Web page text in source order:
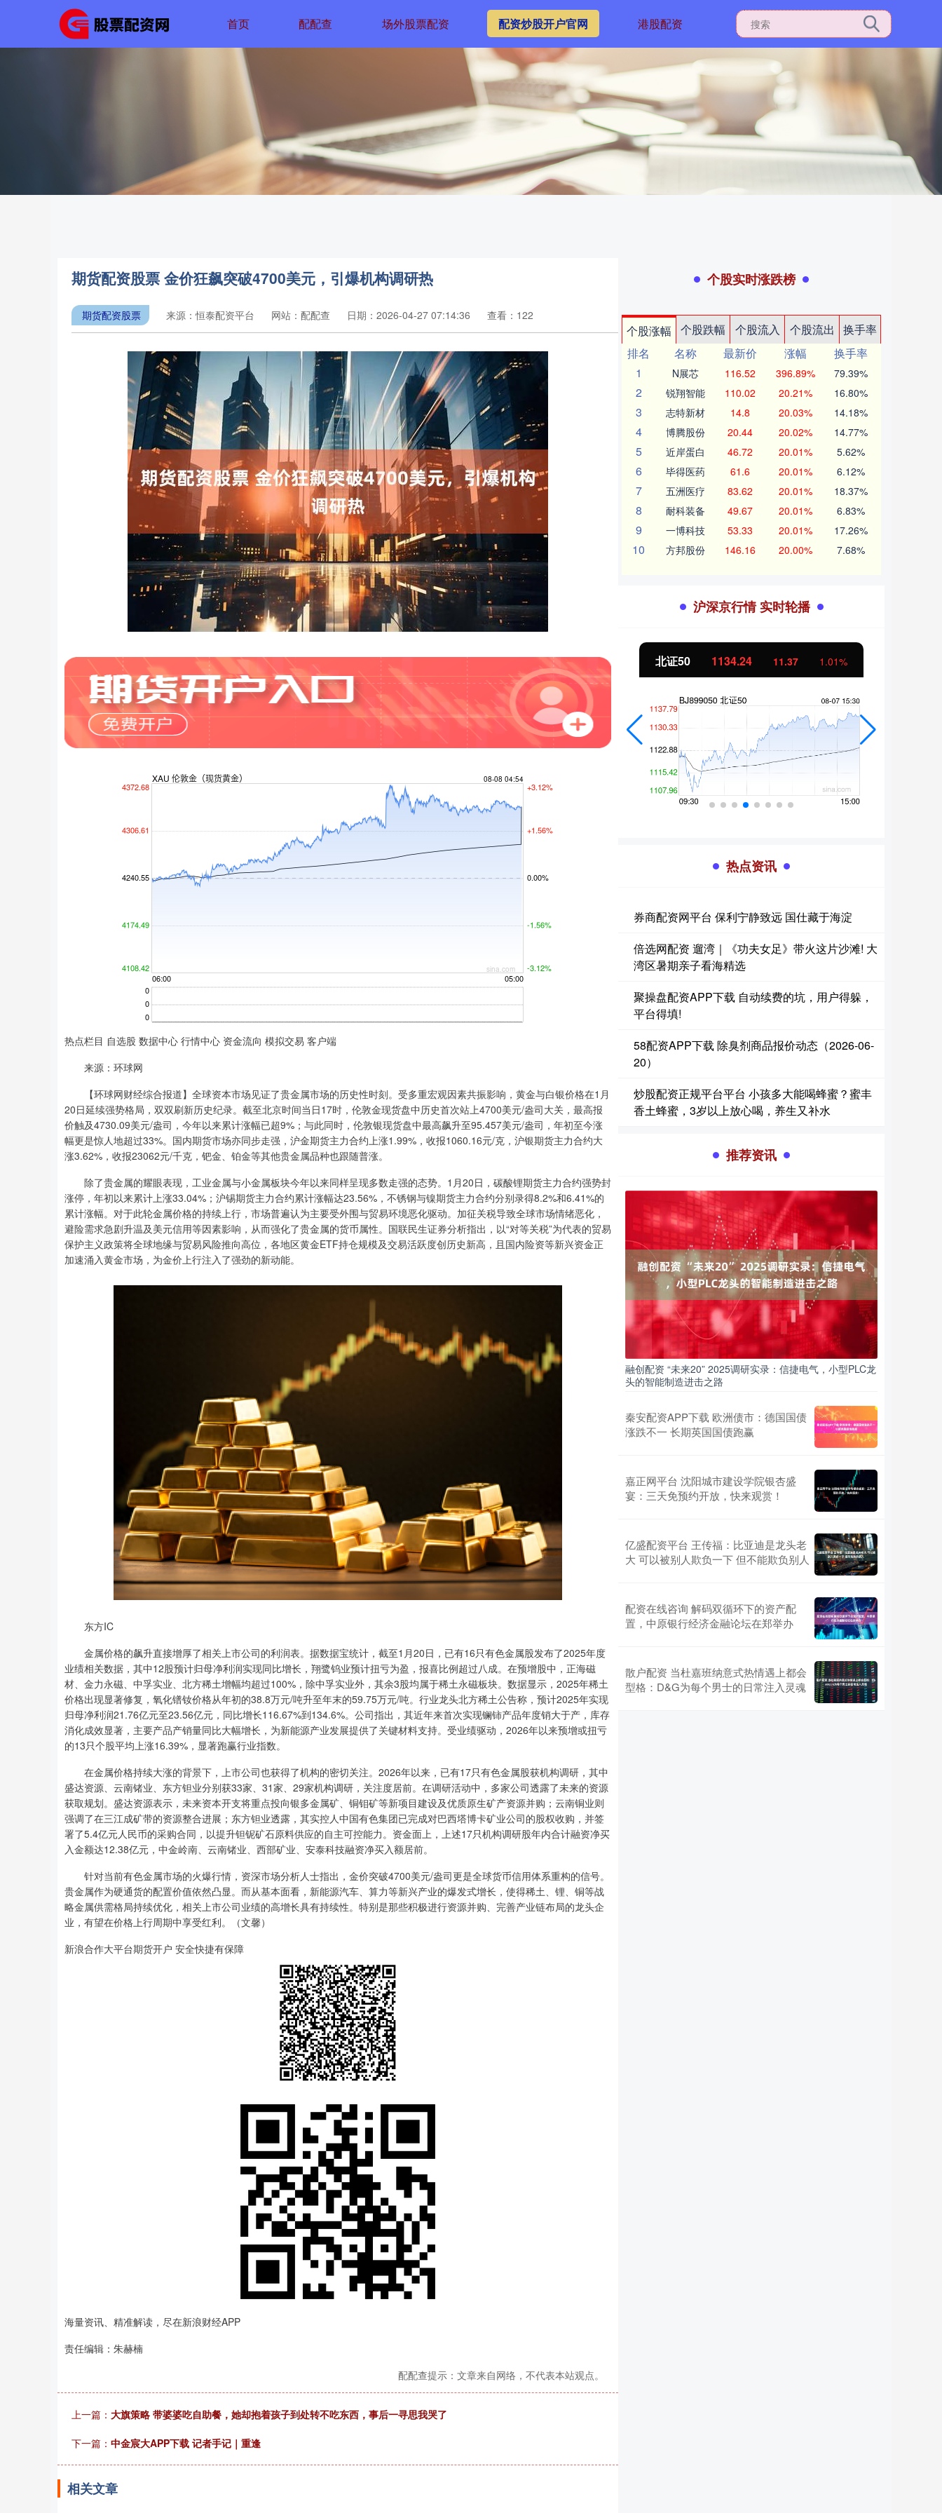
首页 配配查 场外股票配资 配资炒股开户官网 港股配资
期货配资股票 金价狂飙突破4700美元，引爆机构调研热
期货配资股票 来源：恒泰配资平台 网站：配配查 日期：2026-04-27 07:14:36 查看：122
热点栏目 自选股 数据中心 行情中心 资金流向 模拟交易 客户端
来源：环球网
【环球网财经综合报道】全球资本市场见证了贵金属市场的历史性时刻。受多重宏观因素共振影响，黄金与白银价格在1月
20日延续强势格局，双双刷新历史纪录。截至北京时间当日17时，伦敦金现货盘中历史首次站上4700美元/盎司大关，最高报
价触及4730.09美元/盎司，今年以来累计涨幅已超9%；与此同时，伦敦银现货盘中最高飙升至95.457美元/盎司，年初至今涨
幅更是惊人地超过33%。国内期货市场亦同步走强，沪金期货主力合约上涨1.99%，收报1060.16元/克，沪银期货主力合约大
涨3.62%，收报23062元/千克，钯金、铂金等其他贵金属品种也跟随普涨。
除了贵金属的耀眼表现，工业金属与小金属板块今年以来同样呈现多数走强的态势。1月20日，碳酸锂期货主力合约强势封
涨停，年初以来累计上涨33.04%；沪锡期货主力合约累计涨幅达23.56%，不锈钢与镍期货主力合约分别录得8.2%和6.41%的
累计涨幅。对于此轮金属价格的持续上行，市场普遍认为主要受外围与贸易环境恶化驱动。加征关税导致全球市场情绪恶化，
避险需求急剧升温及美元信用等因素影响，从而强化了贵金属的货币属性。国联民生证券分析指出，以“对等关税”为代表的贸易
保护主义政策将全球地缘与贸易风险推向高位，各地区黄金ETF持仓规模及交易活跃度创历史新高，且国内险资等新兴资金正
加速涌入黄金市场，为金价上行注入了强劲的新动能。
东方IC
金属价格的飙升直接增厚了相关上市公司的利润表。据数据宝统计，截至1月20日，已有16只有色金属股发布了2025年度
业绩相关数据，其中12股预计归母净利润实现同比增长，翔鹭钨业预计扭亏为盈，报喜比例超过八成。在预增股中，正海磁
材、金力永磁、中孚实业、北方稀土增幅均超过100%，除中孚实业外，其余3股均属于稀土永磁板块。数据显示，2025年稀土
价格出现显著修复，氧化镨钕价格从年初的38.8万元/吨升至年末的59.75万元/吨。行业龙头北方稀土公告称，预计2025年实现
归母净利润21.76亿元至23.56亿元，同比增长116.67%到134.6%。公司指出，其近年来首次实现镧铈产品年度销大于产，库存
消化成效显著，主要产品产销量同比大幅增长，为新能源产业发展提供了关键材料支持。受业绩驱动，2026年以来预增或扭亏
的13只个股平均上涨16.39%，显著跑赢行业指数。
在金属价格持续大涨的背景下，上市公司也获得了机构的密切关注。2026年以来，已有17只有色金属股获机构调研，其中
盛达资源、云南锗业、东方钽业分别获33家、31家、29家机构调研，关注度居前。在调研活动中，多家公司透露了未来的资源
获取规划。盛达资源表示，未来资本开支将重点投向银多金属矿、铜钼矿等新项目建设及优质原生矿产资源并购；云南铜业则
强调了在三江成矿带的资源整合进展；东方钽业透露，其实控人中国有色集团已完成对巴西塔博卡矿业公司的股权收购，并签
署了5.4亿元人民币的采购合同，以提升钽铌矿石原料供应的自主可控能力。资金面上，上述17只机构调研股年内合计融资净买
入金额达12.38亿元，中金岭南、云南锗业、西部矿业、安泰科技融资净买入额居前。
针对当前有色金属市场的火爆行情，资深市场分析人士指出，金价突破4700美元/盎司更是全球货币信用体系重构的信号。
贵金属作为硬通货的配置价值依然凸显。而从基本面看，新能源汽车、算力等新兴产业的爆发式增长，使得稀土、锂、铜等战
略金属供需格局持续优化，相关上市公司业绩的高增长具有持续性。特别是那些积极进行资源并购、完善产业链布局的龙头企
业，有望在价格上行周期中享受红利。（文馨）
新浪合作大平台期货开户 安全快捷有保障
海量资讯、精准解读，尽在新浪财经APP
责任编辑：朱赫楠
配配查提示：文章来自网络，不代表本站观点。
上一篇： 大旗策略 带婆婆吃自助餐，她却抱着孩子到处转不吃东西，事后一寻思我哭了
下一篇： 中金宸大APP下载 记者手记｜重逢
相关文章
个股实时涨跌榜
个股涨幅 个股跌幅 个股流入 个股流出
换手率
排名
名称 最新价 涨幅
换手率
1
N展芯 116.52 396.89% 79.39%
2 锐翔智能 110.02 20.21% 16.80%
3 志特新材 14.8 20.03% 14.18%
4 博腾股份 20.44 20.02% 14.77%
5 近岸蛋白 46.72 20.01% 5.62%
6 毕得医药 61.6 20.01% 6.12%
7 五洲医疗 83.62 20.01% 18.37%
8 耐科装备 49.67 20.01% 6.83%
9 一博科技 53.33 20.01% 17.26%
10 方邦股份 146.16 20.00% 7.68%
沪深京行情 实时轮播
沪深300 4694.44 43.13 0.93% 北证50 1134.24 11.37 1.01% 创业板指 3563.12 47.56 1.35%
热点资讯
券商配资网平台 保利宁静致远 国仕藏于海淀
倍选网配资 遛湾｜《功夫女足》带火这片沙滩! 大
湾区暑期亲子看海精选
聚操盘配资APP下载 自动续费的坑，用户得躲，
平台得填!
58配资APP下载 除臭剂商品报价动态（2026-06-
20）
炒股配资正规平台平台 小孩多大能喝蜂蜜？蜜丰
香土蜂蜜，3岁以上放心喝，养生又补水
推荐资讯
融创配资 “未来20” 2025调研实录：信捷电气，小型PLC龙
头的智能制造进击之路
秦安配资APP下载 欧洲债市：德国国债
涨跌不一 长期英国国债跑赢
嘉正网平台 沈阳城市建设学院银杏盛
宴：三天免预约开放，快来观赏！
亿盛配资平台 王传福：比亚迪是龙头老
大 可以被别人欺负一下 但不能欺负别人
配资在线咨询 解码双循环下的资产配
置，中原银行经济金融论坛在郑举办
散户配资 当杜嘉班纳意式热情遇上都会
型格：D&G为每个男士的日常注入灵魂